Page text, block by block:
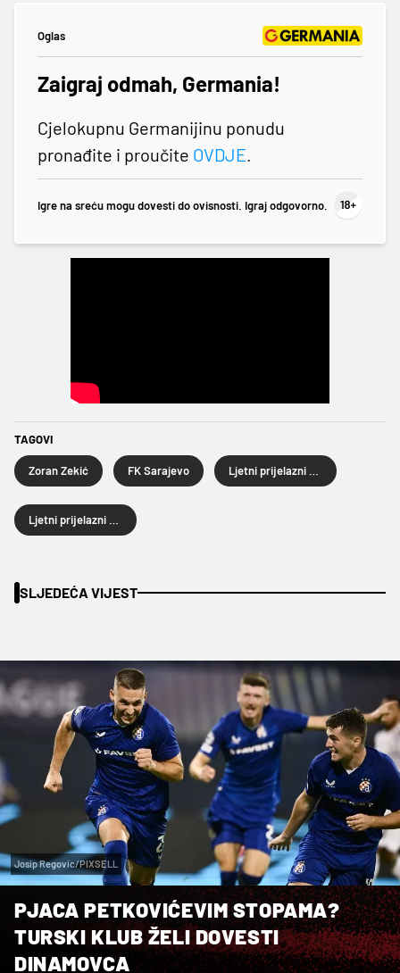
Oglas
Zaigraj odmah, Germania!
Cjelokupnu Germanijinu ponudu
pronađite i proučite OVDJE.
Igre na sreću mogu dovesti do ovisnosti. Igraj odgovorno.
TAGOVI
Zoran Zekić FK Sarajevo
SLJEDEĆA VIJEST
Josip Regovic/PIXSELL
PJACA PETKOVIĆEVIM STOPAMA?
TURSKI KLUB ŽELI DOVESTI
DINAMOVCA